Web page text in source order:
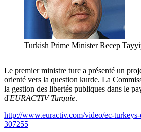
Turkish Prime Minister Recep
Le premier ministre turc a présenté un
orienté vers la question kurde. La
la gestion des libertés publiques dans le
d'EURACTIVTurquie.
http://www.euractiv.com/video/ec-
307255